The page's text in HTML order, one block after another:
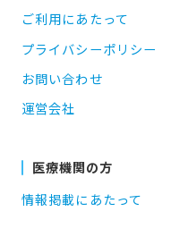
ご利用にあたって
プライバシーポリシー
お問い合わせ
運営会社
医療機関の方
情報掲載にあたって